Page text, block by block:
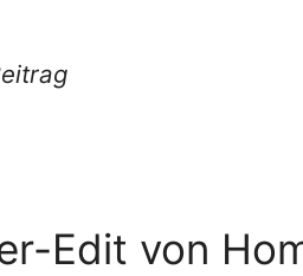
Edit von